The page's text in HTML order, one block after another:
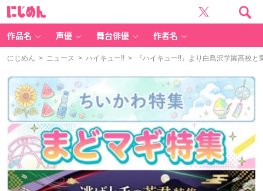
作品名 声優 舞台俳優 作者名
にじめん > ニュース > ハイキュー!! > 『ハイキュー!!』より白鳥沢学園高校と